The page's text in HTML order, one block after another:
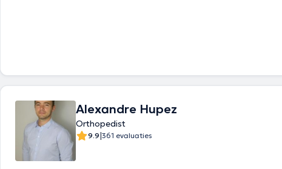
Alexandre Hupez
Orthopedist
9.9|361 evaluaties